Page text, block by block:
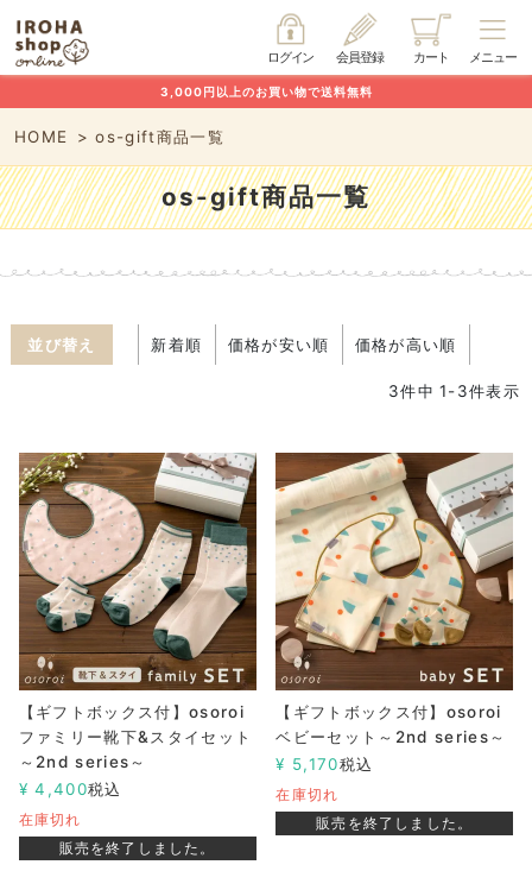
メニュー
カート
会員登録
ログイン
3,000円以上のお買い物で送料無料
HOME os-gift商品一覧
os-gift商品一覧
並び替え 新着順 価格が安い順 価格が高い順
3件中 1-3件表示
【ギフトボックス付】osoroi
ファミリー靴下&スタイセット
～2nd series～
¥ 4,400税込
在庫切れ
販売を終了しました。
【ギフトボックス付】osoroi
ベビーセット～2nd series～
¥ 5,170税込
在庫切れ
販売を終了しました。